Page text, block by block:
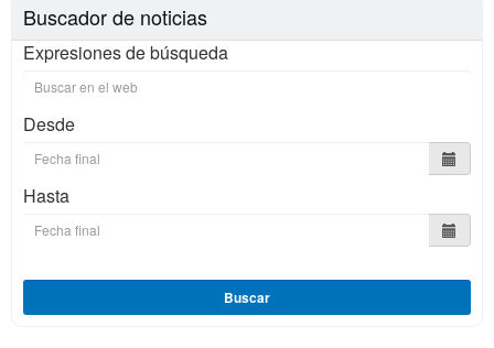
Buscador de noticias
Expresiones de búsqueda
Desde
Hasta
Buscar